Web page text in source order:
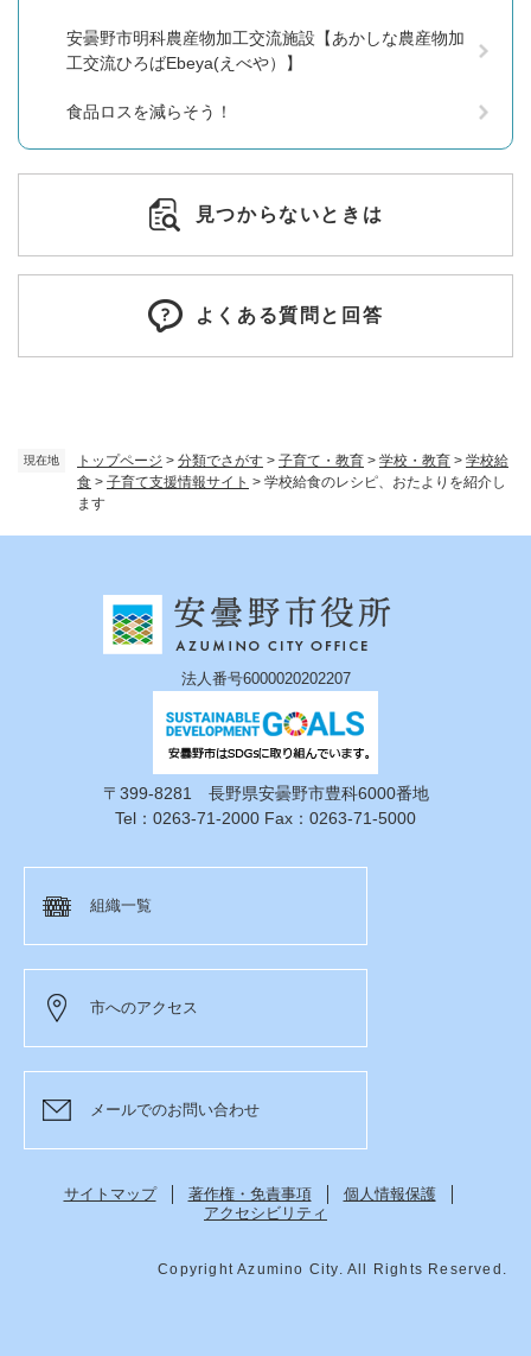
現在地 トップページ > 分類でさがす > 子育て・教育 > 学校・教育 > 学校給
食 > 子育て支援情報サイト > 学校給食のレシピ、おたよりを紹介し
ます
安曇野市明科農産物加工交流施設【あかしな農産物加
工交流ひろばEbeya(えべや）】
食品ロスを減らそう！
見つからないときは
よくある質問と回答
法人番号6000020202207
〒399-8281 長野県安曇野市豊科6000番地
Tel：0263-71-2000 Fax：0263-71-5000
組織一覧
市へのアクセス
メールでのお問い合わせ
サイトマップ 著作権・免責事項
個人情報保護
アクセシビリティ
Copyright Azumino City. All Rights Reserved.